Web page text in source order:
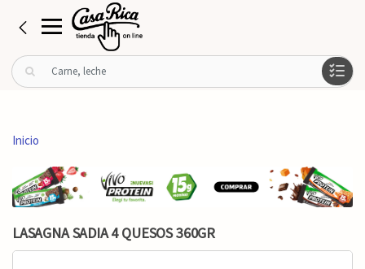
B
u
r
r
Inicio
LASAGNA SADIA 4 QUESOS 360GR